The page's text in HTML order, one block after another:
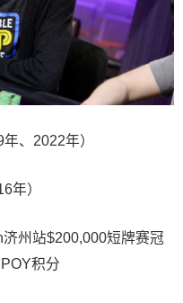
、2022年）
年）
州站$200,000短牌赛冠
积分